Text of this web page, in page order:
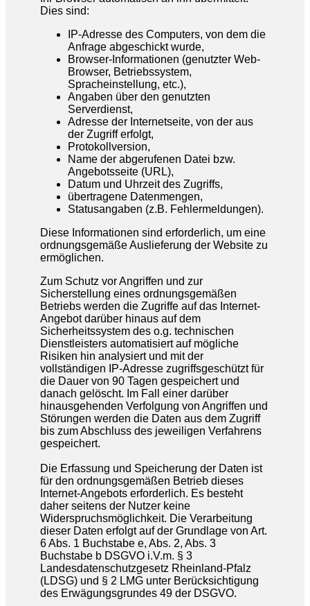
Dies sind:
IP-Adresse des Computers, von dem die
Anfrage abgeschickt wurde,
Browser-Informationen (genutzter Web-
Browser, Betriebssystem,
Spracheinstellung, etc.),
Angaben über den genutzten
Serverdienst,
Adresse der Internetseite, von der aus
der Zugriff erfolgt,
Protokollversion,
Name der abgerufenen Datei bzw.
Angebotsseite (URL),
Datum und Uhrzeit des Zugriffs,
übertragene Datenmengen,
Statusangaben (z.B. Fehlermeldungen).
Diese Informationen sind erforderlich, um eine
ordnungsgemäße Auslieferung der Website zu
ermöglichen.
Zum Schutz vor Angriffen und zur
Sicherstellung eines ordnungsgemäßen
Betriebs werden die Zugriffe auf das Internet-
Angebot darüber hinaus auf dem
Sicherheitssystem des o.g. technischen
Dienstleisters automatisiert auf mögliche
Risiken hin analysiert und mit der
vollständigen IP-Adresse zugriffsgeschützt für
die Dauer von 90 Tagen gespeichert und
danach gelöscht. Im Fall einer darüber
hinausgehenden Verfolgung von Angriffen und
Störungen werden die Daten aus dem Zugriff
bis zum Abschluss des jeweiligen Verfahrens
gespeichert.
Die Erfassung und Speicherung der Daten ist
für den ordnungsgemäßen Betrieb dieses
Internet-Angebots erforderlich. Es besteht
daher seitens der Nutzer keine
Widerspruchsmöglichkeit. Die Verarbeitung
dieser Daten erfolgt auf der Grundlage von Art.
6 Abs. 1 Buchstabe e, Abs. 2, Abs. 3
Buchstabe b DSGVO i.V.m. § 3
Landesdatenschutzgesetz Rheinland-Pfalz
(LDSG) und § 2 LMG unter Berücksichtigung
des Erwägungsgrundes 49 der DSGVO.